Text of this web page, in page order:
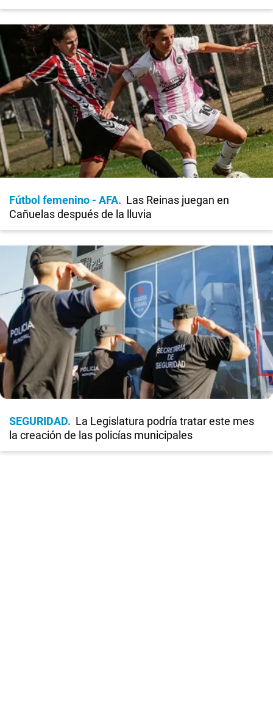
Fútbol femenino - AFA
Las Reinas juegan en
Cañuelas después de la lluvia
SEGURIDAD
La Legislatura podría tratar este mes
la creación de las policías municipales